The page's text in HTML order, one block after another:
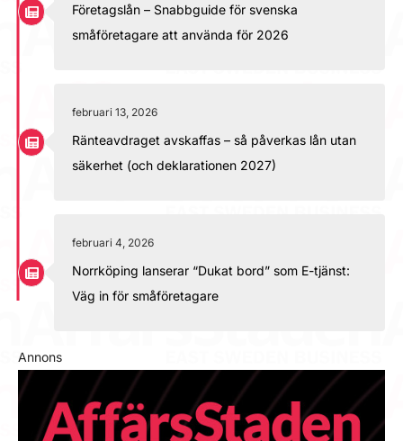
Företagslån – Snabbguide för svenska
småföretagare att använda för 2026
februari 13, 2026
Ränteavdraget avskaffas – så påverkas lån utan
säkerhet (och deklarationen 2027)
februari 4, 2026
Norrköping lanserar “Dukat bord” som E-tjänst:
Väg in för småföretagare
Annons